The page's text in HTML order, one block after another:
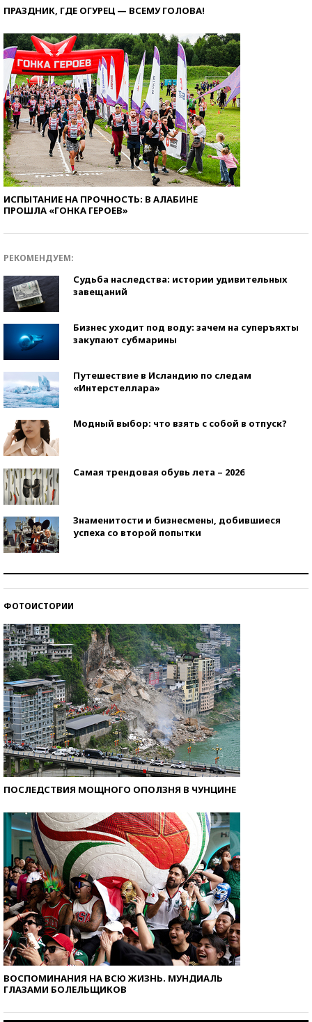
ПРАЗДНИК, ГДЕ ОГУРЕЦ — ВСЕМУ ГОЛОВА!
ИСПЫТАНИЕ НА ПРОЧНОСТЬ: В АЛАБИНЕ
ПРОШЛА «ГОНКА ГЕРОЕВ»
РЕКОМЕНДУЕМ:
Судьба наследства: истории удивительных
завещаний
Бизнес уходит под воду: зачем на суперъяхты
закупают субмарины
Путешествие в Исландию по следам
«Интерстеллара»
Модный выбор: что взять с собой в отпуск?
Самая трендовая обувь лета – 2026
Знаменитости и бизнесмены, добившиеся
успеха со второй попытки
ФОТОИСТОРИИ
ПОСЛЕДСТВИЯ МОЩНОГО ОПОЛЗНЯ В ЧУНЦИНЕ
ВОСПОМИНАНИЯ НА ВСЮ ЖИЗНЬ. МУНДИАЛЬ
ГЛАЗАМИ БОЛЕЛЬЩИКОВ